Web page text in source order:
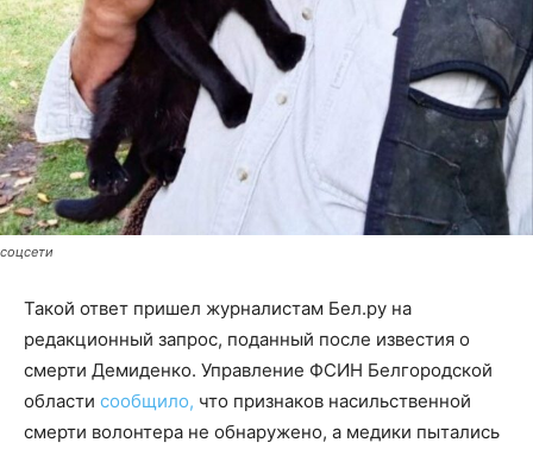
соцсети
Такой ответ пришел журналистам Бел.ру на
редакционный запрос, поданный после известия о
смерти Демиденко. Управление ФСИН Белгородской
области сообщило, что признаков насильственной
смерти волонтера не обнаружено, а медики пытались